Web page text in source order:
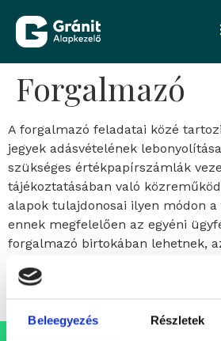
Beleegyezés Részletek
Forgalmazó
A forgalmazó feladatai közé
jegyek adásvételének
szükséges értékpapírszámlák
tájékoztatásában való
alapok tulajdonosai ilyen módon
ennek megfelelően az egyéni
forgalmazó birtokában lehetnek,
vezető forgalmazó cégen
biztonságát a BEVA szolgáltatásai